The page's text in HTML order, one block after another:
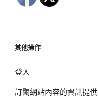
其他操作
登入
訂閱網站內容的資訊提供